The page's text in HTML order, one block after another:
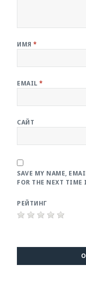
ИМЯ*
EMAIL*
САЙТ
SAVE MY NAME,
FOR THE NEXT TIME
РЕЙТИНГ